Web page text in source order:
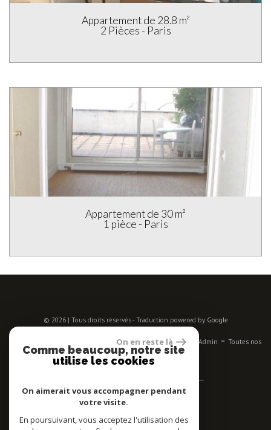
Appartement de 33 m²
1 pièce - Paris
Appartement de 33 m²
2 Pièces - Paris
© 2026 | Tous droits réservés - Traduction powered by Google
Nos honoraires-Liens Admin - Toutes nos
annonces
Espace propriétaires
On en reste là
Comme beaucoup, notre site
utilise les cookies
On aimerait vous accompagner pendant
votre visite.
En poursuivant, vous acceptez l'utilisation des